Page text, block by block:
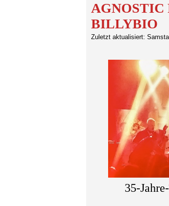
AGNOSTIC
BILLYBIO
Zuletzt aktualisiert:
35-